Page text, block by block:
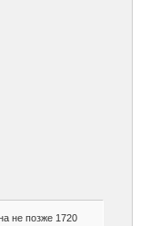
не позже 1720